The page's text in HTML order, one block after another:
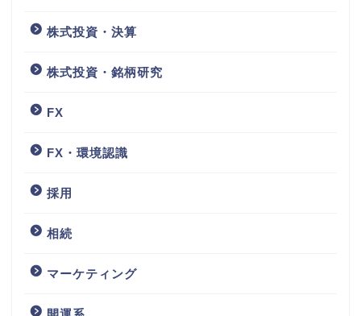
株式投資・決算
株式投資・銘柄研究
FX
FX・環境認識
採用
相続
マーケティング